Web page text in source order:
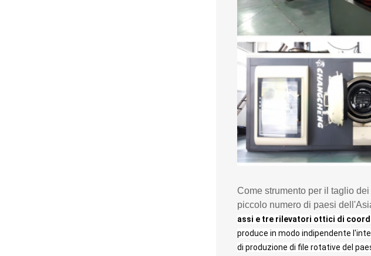
Come strumento per il taglio
piccolo numero di paesi
assi e tre rilevatori ottici di
produce in modo indipendente
di produzione di file rotative del